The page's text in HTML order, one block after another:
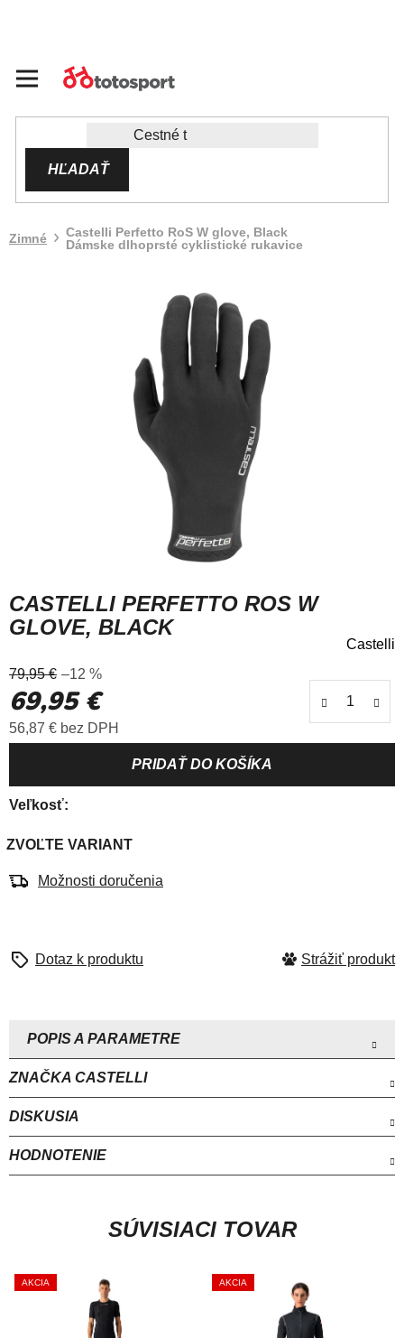
HĽADAŤ
Zimné
Castelli Perfetto RoS W glove, Black
Dámske dlhoprsté cyklistické rukavice
CASTELLI PERFETTO ROS W
GLOVE, BLACK
hodnotenie
produktu
0,0
hviezdičiek.
Castelli
Veľkosť
ZVOĽTE VARIANT
Možnosti doručenia
79,95 € –12 %
69,95 €
56,87 € bez DPH
Strážiť
ZNAČKA CASTELLI
DISKUSIA
HODNOTENIE
SÚVISIACI TOVAR
AKCIA AKCIA